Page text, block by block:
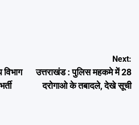
Next:
उत्तराखंड : पुलिस महकमे में 28
दरोगाओ के तबादले, देखे सूची